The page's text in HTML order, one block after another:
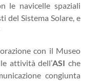
le navicelle spaziali
del Sistema Solare, e
con il Museo
attività dell’ASI che
congiunta